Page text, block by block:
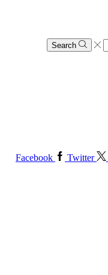
Search
Facebook
Twitter